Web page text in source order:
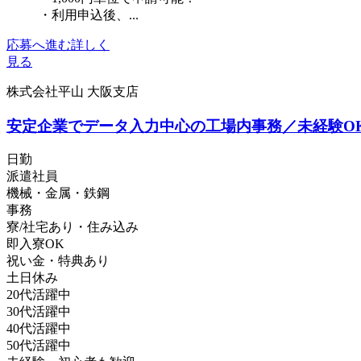
・利用申込後、...
応募へ進む詳しく
見る
株式会社平山 大阪支店
安定企業でデータ入力中心の工場内事務／未経験
日勤
派遣社員
機械・金属・鉄鋼
事務
寮/社宅あり・住み込み
即入寮OK
祝い金・特典あり
土日休み
20代活躍中
30代活躍中
40代活躍中
50代活躍中